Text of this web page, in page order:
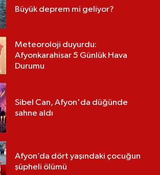
Büyük deprem mi geliyor?
Meteoroloji duyurdu:
Afyonkarahisar 5 Günlük Hava
Durumu
Sibel Can, Afyon'da düğünde
sahne aldı
Afyon’da dört yaşındaki çocuğun
şüpheli ölümü